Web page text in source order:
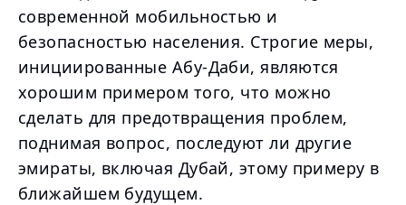
современной мобильностью и
безопасностью населения. Строгие меры,
инициированные Абу-Даби, являются
хорошим примером того, что можно
сделать для предотвращения проблем,
поднимая вопрос, последуют ли другие
эмираты, включая Дубай, этому примеру в
ближайшем будущем.